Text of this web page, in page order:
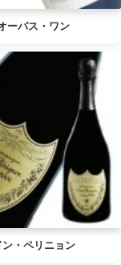
ーパス・ワン
ン・ペリニョン